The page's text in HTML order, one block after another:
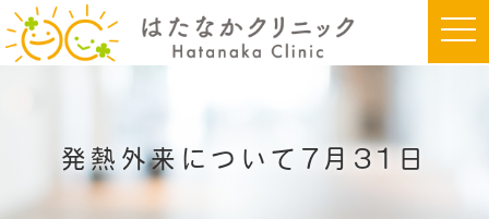
t
o
発熱外来について7月31日